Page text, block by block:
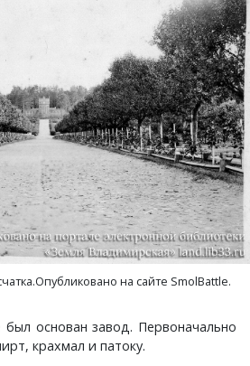
на сайте SmolBattle.
основан завод. Первоначально
крахмал и патоку.
поселок